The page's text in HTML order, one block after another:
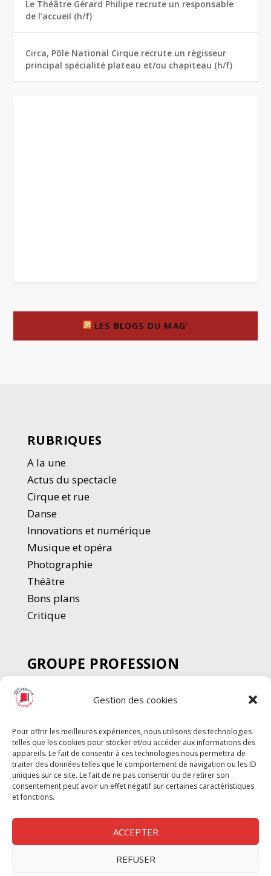
Gestion des cookies
Pour offrir les meilleures expériences, nous utilisons des technologies
telles que les cookies pour stocker et/ou accéder aux informations des
appareils. Le fait de consentir à ces technologies nous permettra de
traiter des données telles que le comportement de navigation ou les ID
uniques sur ce site. Le fait de ne pas consentir ou de retirer son
consentement peut avoir un effet négatif sur certaines caractéristiques
et fonctions.
ACCEPTER
REFUSER
Le Théâtre Gérard Philipe recrute un responsable
de l’accueil (h/f)
Circa, Pôle National Cirque recrute un régisseur
principal spécialité plateau et/ou chapiteau (h/f)
LES BLOGS DU MAG’
RUBRIQUES
A la une
Actus du spectacle
Cirque et rue
Danse
Innovations et numérique
Musique et opéra
Photographie
Théâtre
Bons plans
Critique
GROUPE PROFESSION
SPECTACLE
Chèque Intermittents
Chèque Compta
Chèque Emploi Spectacle
G-Pods
Profession Audio-visuel